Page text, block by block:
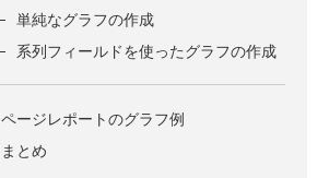
単純なグラフの作成
系列フィールドを使ったグラフの作成
ページレポートのグラフ例
まとめ